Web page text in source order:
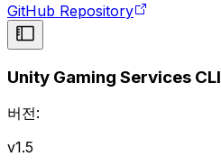
GitHub Repository
Unity Gaming Services CLI
버전:
v1.5